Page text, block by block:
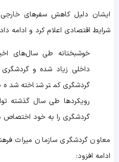
ایشان دلیل کاهش سفرهای خارجی
شرایط اقتصادی اعلام کرد و ادامه
خوشبختانه طی سال‌های
داخلی زیاد شده و
گردشگری کمتر شناخته شده
رویکردها طی سال گذشته
گردشگری را به خود اختصاص
معاون گردشگری سازمان میراث
ادامه افزود: